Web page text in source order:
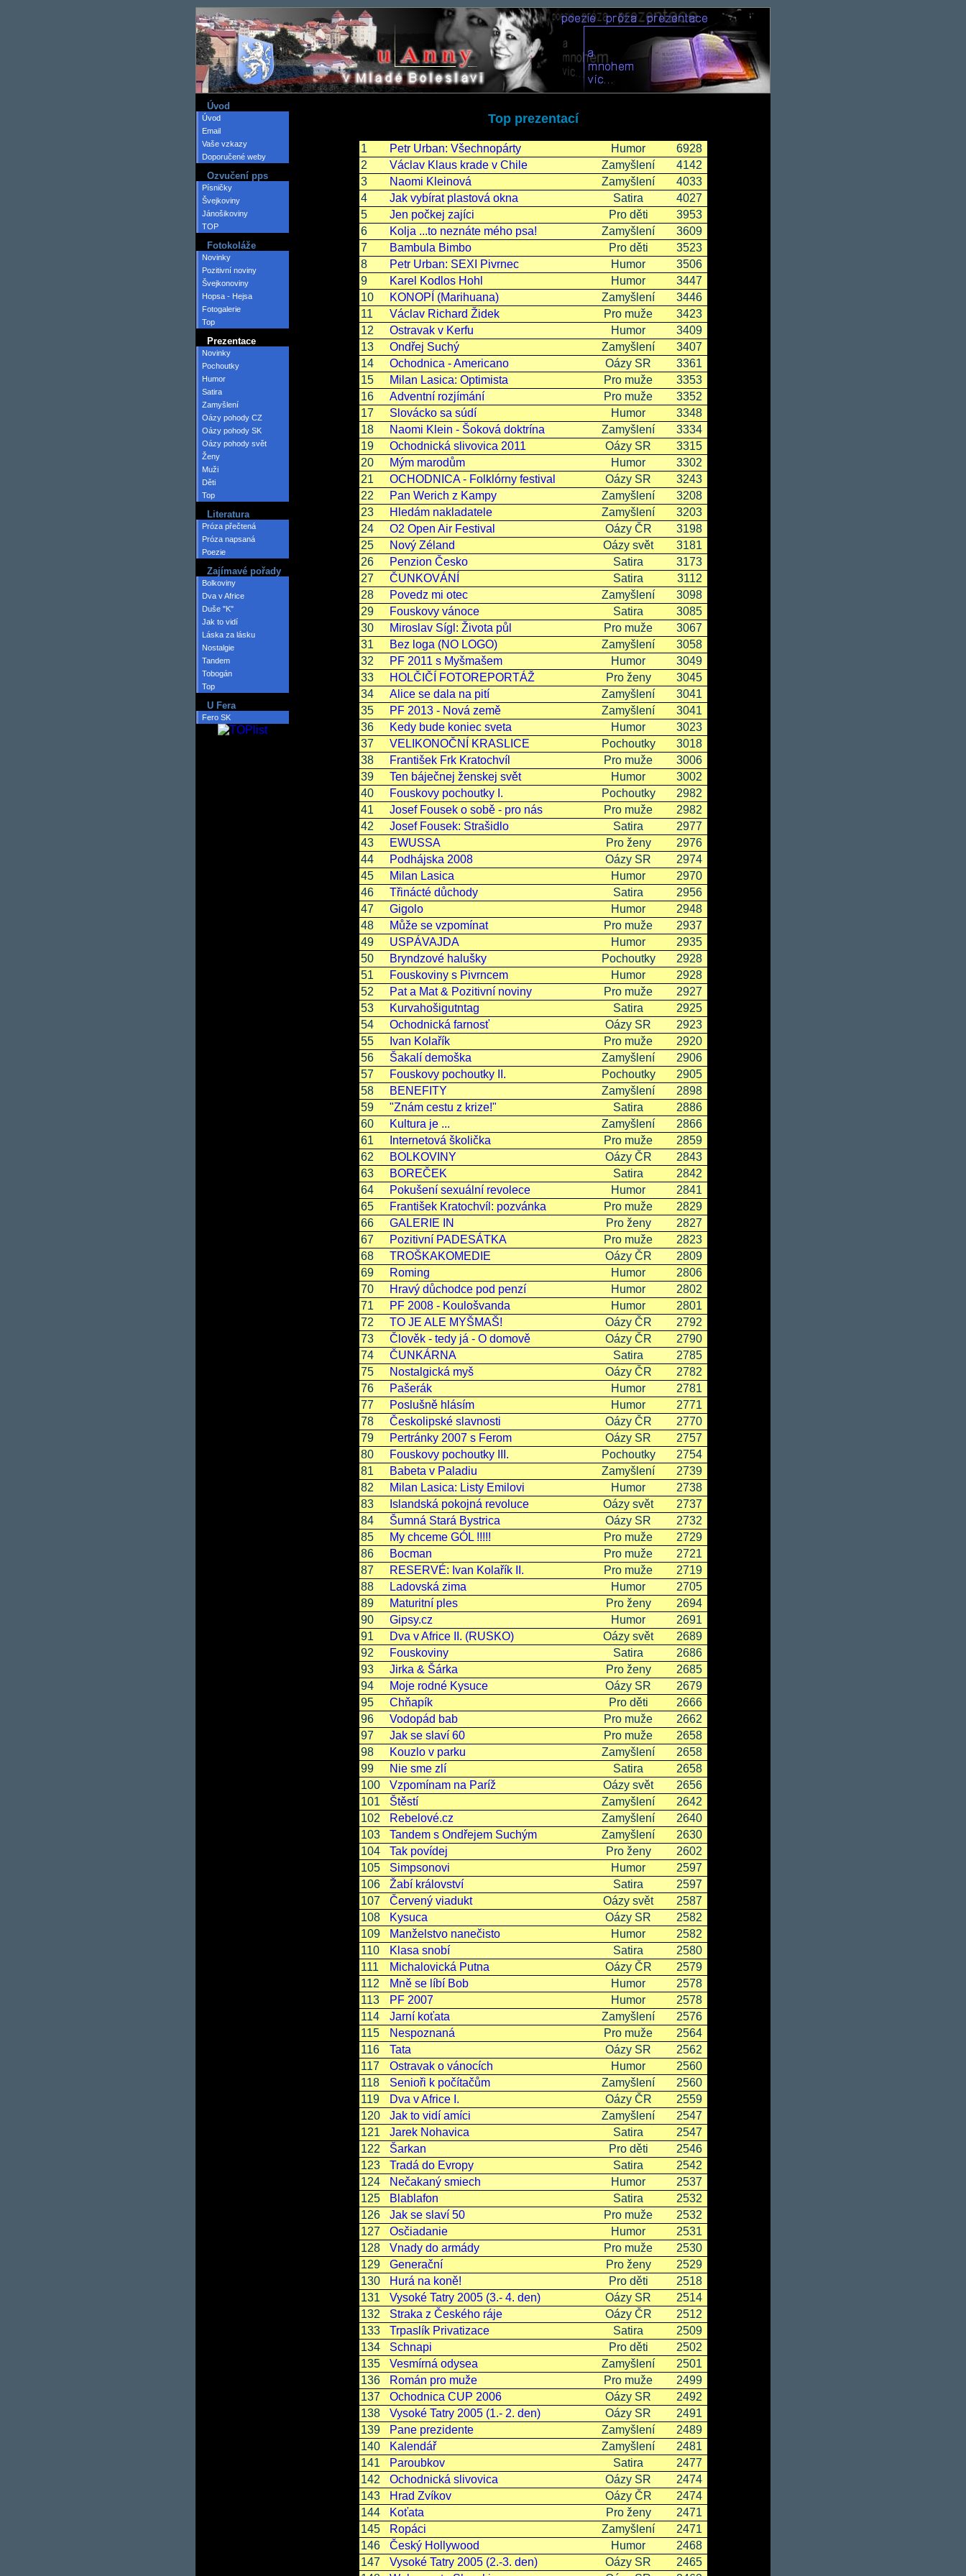
Top prezentací
1 Petr Urban: Všechnopárty Humor
6928
2
Václav Klaus krade v Chile Zamyšlení
4142
3
Naomi Kleinová Zamyšlení
4033
4
Jak vybírat plastová okna Satira
4027
5
Jen počkej zajíci Pro děti
3953
6
Kolja ...to neznáte mého psa! Zamyšlení
3609
7
Bambula Bimbo Pro děti
3523
8
Petr Urban: SEXI Pivrnec Humor
3506
9
Karel Kodlos Hohl Humor
3447
10
KONOPÍ (Marihuana) Zamyšlení
3446
11
Václav Richard Židek Pro muže
3423
12
Ostravak v Kerfu Humor
3409
13
Ondřej Suchý Zamyšlení
3407
14
Ochodnica - Americano Oázy SR
3361
15
Milan Lasica: Optimista Pro muže
3353
16
Adventní rozjímání Pro muže
3352
17
Slovácko sa súdí Humor
3348
18
Naomi Klein - Šoková doktrína Zamyšlení
3334
19
Ochodnická slivovica 2011 Oázy SR
3315
20
Mým marodům Humor
3302
21
OCHODNICA - Folklórny festival Oázy SR
3243
22
Pan Werich z Kampy Zamyšlení
3208
23
Hledám nakladatele Zamyšlení
3203
24
O2 Open Air Festival Oázy ČR
3198
25
Nový Zéland Oázy svět
3181
26
Penzion Česko Satira
3173
27
ČUNKOVÁNÍ Satira
3112
28
Povedz mi otec Zamyšlení
3098
29
Fouskovy vánoce Satira
3085
30
Miroslav Sígl: Života půl Pro muže
3067
31
Bez loga (NO LOGO) Zamyšlení
3058
32
PF 2011 s Myšmašem Humor
3049
33
HOLČIČÍ FOTOREPORTÁŽ Pro ženy
3045
34
Alice se dala na pití Zamyšlení
3041
35
PF 2013 - Nová země Zamyšlení
3041
36
Kedy bude koniec sveta Humor
3023
37
VELIKONOČNÍ KRASLICE Pochoutky
3018
38
František Frk Kratochvíl Pro muže
3006
39
Ten báječnej ženskej svět Humor
3002
40
Fouskovy pochoutky I. Pochoutky
2982
41
Josef Fousek o sobě - pro nás Pro muže
2982
42
Josef Fousek: Strašidlo Satira
2977
43
EWUSSA Pro ženy
2976
44
Podhájska 2008 Oázy SR
2974
45
Milan Lasica Humor
2970
46
Třinácté důchody Satira
2956
47
Gigolo Humor
2948
48
Může se vzpomínat Pro muže
2937
49
USPÁVAJDA Humor
2935
50
Bryndzové halušky Pochoutky
2928
51
Fouskoviny s Pivrncem Humor
2928
52
Pat a Mat & Pozitivní noviny Pro muže
2927
53
Kurvahošigutntag Satira
2925
54
Ochodnická farnosť Oázy SR
2923
55
Ivan Kolařík Pro muže
2920
56
Šakalí demoška Zamyšlení
2906
57
Fouskovy pochoutky II. Pochoutky
2905
58
BENEFITY Zamyšlení
2898
59
"Znám cestu z krize!" Satira
2886
60
Kultura je ... Zamyšlení
2866
61
Internetová školička Pro muže
2859
62
BOLKOVINY Oázy ČR
2843
63
BOREČEK Satira
2842
64
Pokušení sexuální revolece Humor
2841
65
František Kratochvíl: pozvánka Pro muže
2829
66
GALERIE IN Pro ženy
2827
67
Pozitivní PADESÁTKA Pro muže
2823
68
TROŠKAKOMEDIE Oázy ČR
2809
69
Roming Humor
2806
70
Hravý důchodce pod penzí Humor
2802
71
PF 2008 - Koulošvanda Humor
2801
72
TO JE ALE MYŠMAŠ! Oázy ČR
2792
73
Člověk - tedy já - O domově Oázy ČR
2790
74
ČUNKÁRNA Satira
2785
75
Nostalgická myš Oázy ČR
2782
76
Pašerák Humor
2781
77
Poslušně hlásím Humor
2771
78
Českolipské slavnosti Oázy ČR
2770
79
Pertránky 2007 s Ferom Oázy SR
2757
80
Fouskovy pochoutky III. Pochoutky
2754
81
Babeta v Paladiu Zamyšlení
2739
82
Milan Lasica: Listy Emilovi Humor
2738
83
Islandská pokojná revoluce Oázy svět
2737
84
Šumná Stará Bystrica Oázy SR
2732
85
My chceme GÓL !!!!! Pro muže
2729
86
Bocman Pro muže
2721
87
RESERVÉ: Ivan Kolařík II. Pro muže
2719
88
Ladovská zima Humor
2705
89
Maturitní ples Pro ženy
2694
90
Gipsy.cz Humor
2691
91
Dva v Africe II. (RUSKO) Oázy svět
2689
92
Fouskoviny Satira
2686
93
Jirka & Šárka Pro ženy
2685
94
Moje rodné Kysuce Oázy SR
2679
95
Chňapík Pro děti
2666
96
Vodopád bab Pro muže
2662
97
Jak se slaví 60 Pro muže
2658
98
Kouzlo v parku Zamyšlení
2658
99
Nie sme zlí Satira
2658
100
Vzpomínam na Paríž Oázy svět
2656
101
Štěstí Zamyšlení
2642
102
Rebelové.cz Zamyšlení
2640
103
Tandem s Ondřejem Suchým Zamyšlení
2630
104
Tak povídej Pro ženy
2602
105
Simpsonovi Humor
2597
106
Žabí království Satira
2597
107
Červený viadukt Oázy svět
2587
108
Kysuca Oázy SR
2582
109
Manželstvo nanečisto Humor
2582
110
Klasa snobí Satira
2580
111
Michalovická Putna Oázy ČR
2579
112
Mně se líbí Bob Humor
2578
113
PF 2007 Humor
2578
114
Jarní koťata Zamyšlení
2576
115
Nespoznaná Pro muže
2564
116
Tata Oázy SR
2562
117
Ostravak o vánocích Humor
2560
118
Senioři k počítačům Zamyšlení
2560
119
Dva v Africe I. Oázy ČR
2559
120
Jak to vidí amíci Zamyšlení
2547
121
Jarek Nohavica Satira
2547
122
Šarkan Pro děti
2546
123
Tradá do Evropy Satira
2542
124
Nečakaný smiech Humor
2537
125
Blablafon Satira
2532
126
Jak se slaví 50 Pro muže
2532
127
Osčiadanie Humor
2531
128
Vnady do armády Pro muže
2530
129
Generační Pro ženy
2529
130
Hurá na koně! Pro děti
2518
131
Vysoké Tatry 2005 (3.- 4. den) Oázy SR
2514
132
Straka z Českého ráje Oázy ČR
2512
133
Trpaslík Privatizace Satira
2509
134
Schnapi Pro děti
2502
135
Vesmírná odysea Zamyšlení
2501
136
Román pro muže Pro muže
2499
137
Ochodnica CUP 2006 Oázy SR
2492
138
Vysoké Tatry 2005 (1.- 2. den) Oázy SR
2491
139
Pane prezidente Zamyšlení
2489
140
Kalendář Zamyšlení
2481
141
Paroubkov Satira
2477
142
Ochodnická slivovica Oázy SR
2474
143
Hrad Zvíkov Oázy ČR
2474
144
Koťata Pro ženy
2471
145
Ropáci Zamyšlení
2471
146
Český Hollywood Humor
2468
147
Vysoké Tatry 2005 (2.-3. den) Oázy SR
2465
Úvod
Úvod
Email
Vaše vzkazy
Doporučené weby
Ozvučení pps
Písničky
Švejkoviny
Jánošikoviny
TOP
Fotokoláže
Novinky
Pozitivní noviny
Švejkonoviny
Hopsa - Hejsa
Fotogalerie
Top
Prezentace
Novinky
Pochoutky
Humor
Satira
Zamyšlení
Oázy pohody CZ
Oázy pohody SK
Oázy pohody svět
Ženy
Muži
Děti
Top
Literatura
Próza přečtená
Próza napsaná
Poezie
Zajímavé pořady
Bolkoviny
Dva v Africe
Duše "K"
Jak to vidí
Láska za lásku
Nostalgie
Tandem
Tobogán
Top
U Fera
Fero SK